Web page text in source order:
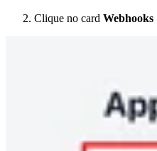
Clique no card Webhooks